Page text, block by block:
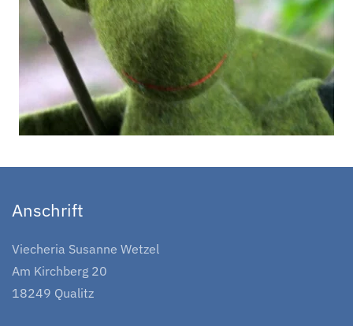
Anschrift
Viecheria Susanne Wetzel
Am Kirchberg 20
18249 Qualitz